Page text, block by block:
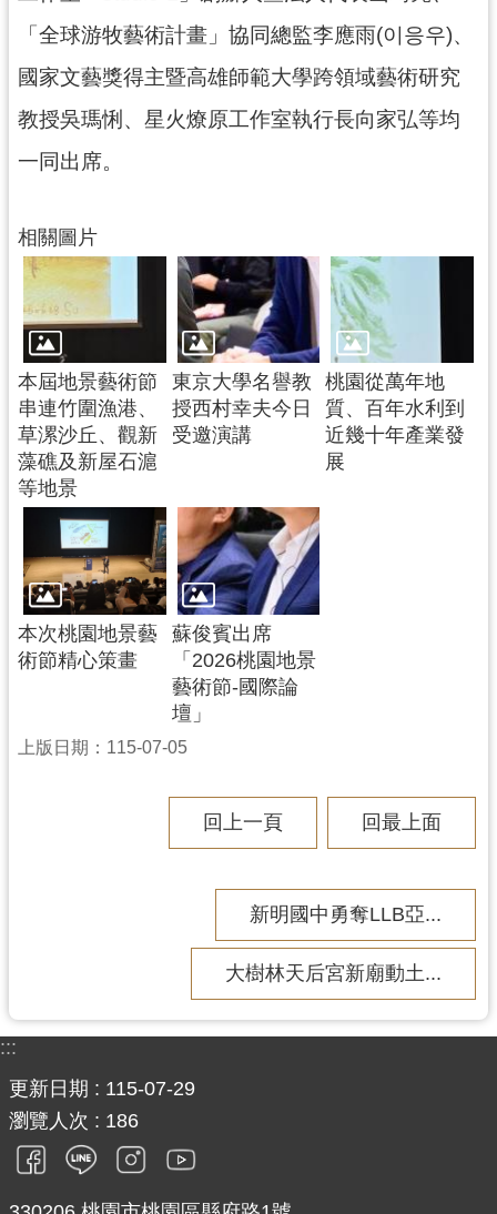
「全球游牧藝術計畫」協同總監李應雨(이응우)、
國家文藝獎得主暨高雄師範大學跨領域藝術研究
教授吳瑪悧、星火燎原工作室執行長向家弘等均
一同出席。
相關圖片
本屆地景藝術節
串連竹圍漁港、
草漯沙丘、觀新
藻礁及新屋石滬
等地景
東京大學名譽教
授西村幸夫今日
受邀演講
桃園從萬年地
質、百年水利到
近幾十年產業發
展
本次桃園地景藝
術節精心策畫
蘇俊賓出席
「2026桃園地景
藝術節-國際論
壇」
上版日期：115-07-05
回上一頁 回最上面
新明國中勇奪LLB亞...
大樹林天后宮新廟動土...
:::
更新日期
115-07-29
瀏覽人次
186